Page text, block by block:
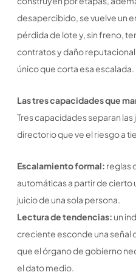
desapercibido, se vuelve un
pérdida de lote y, sin freno,
contratos y daño
único que corta esa escalada.
Las tres capacidades que
Tres capacidades separan
directorio que ve el riesgo a
Escalamiento formal: reglas
automáticas a partir de cierto
juicio de una sola persona.
Lectura de tendencias: un
creciente esconde una señal
que el órgano de gobierno
el dato medio.